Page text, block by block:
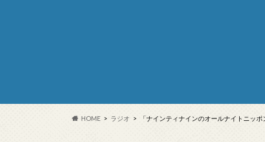
HOME ラジオ 「ナインティナインのオールナイトニッ